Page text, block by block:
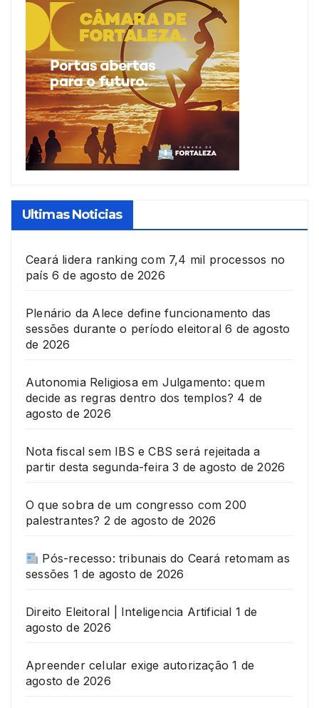
Ultimas Noticias
Ceará lidera ranking com 7,4 mil processos no
país 6 de agosto de 2026
Plenário da Alece define funcionamento das
sessões durante o período eleitoral 6 de agosto
de 2026
Autonomia Religiosa em Julgamento: quem
decide as regras dentro dos templos? 4 de
agosto de 2026
Nota fiscal sem IBS e CBS será rejeitada a
partir desta segunda-feira 3 de agosto de 2026
O que sobra de um congresso com 200
palestrantes? 2 de agosto de 2026
Pós-recesso: tribunais do Ceará retomam as
sessões 1 de agosto de 2026
Direito Eleitoral | Inteligencia Artificial 1 de
agosto de 2026
Apreender celular exige autorização 1 de
agosto de 2026